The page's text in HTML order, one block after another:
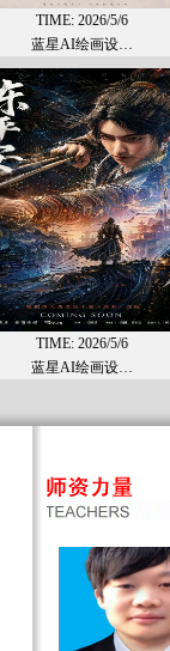
TIME: 2026/5/6
蓝星AI绘画设…
TIME: 2026/5/6
蓝星AI绘画设…